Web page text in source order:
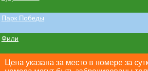
Парк Победы
Фили
Цена указана за место в номере за